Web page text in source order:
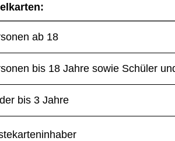
ab 18
bis 18 Jahre sowie Schüler
bis 3 Jahre